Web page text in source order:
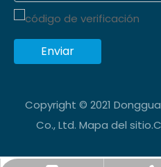
Enviar
Copyright © 2021
Co., Ltd. Mapa del sitio